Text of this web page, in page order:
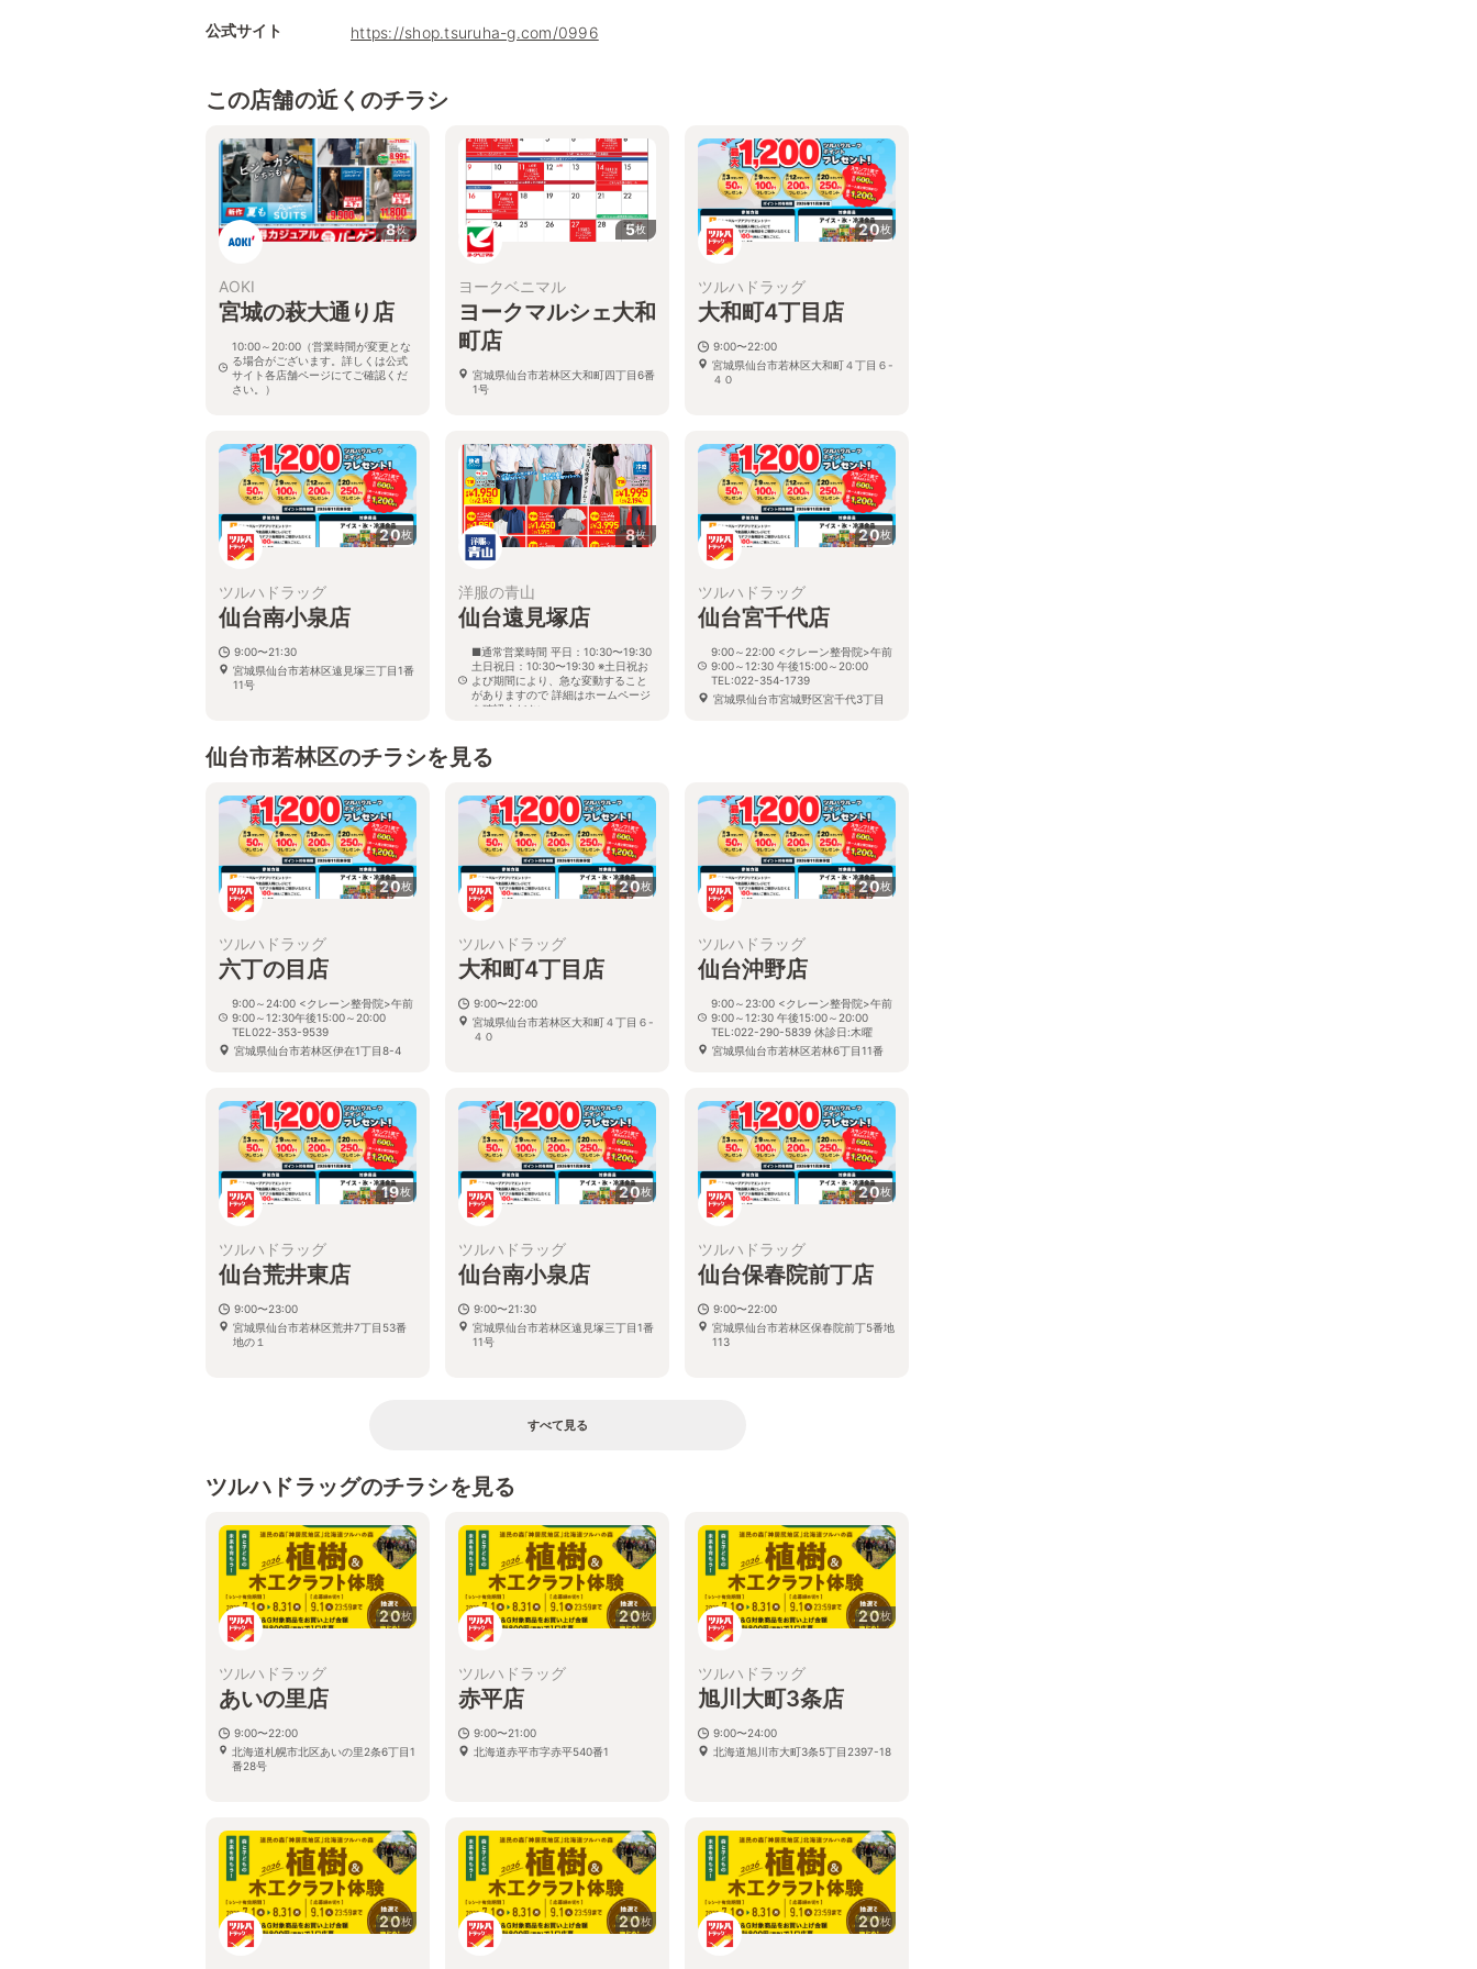
公式サイト https://shop.tsuruha-g.com/0996
この店舗の近くのチラシ
8枚
AOKI
宮城の萩大通り店
10:00～20:00（営業時間が変更とな
る場合がございます。詳しくは公式
サイト各店舗ページにてご確認くだ
さい。）
5枚
ヨークベニマル
ヨークマルシェ大和
町店
宮城県仙台市若林区大和町四丁目6番
1号
20枚
ツルハドラッグ
大和町4丁目店
9:00〜22:00
宮城県仙台市若林区大和町４丁目６-
４０
20枚
ツルハドラッグ
仙台南小泉店
9:00〜21:30
宮城県仙台市若林区遠見塚三丁目1番
11号
8枚
洋服の青山
仙台遠見塚店
■通常営業時間 平日：10:30〜19:30
土日祝日：10:30〜19:30 ※土日祝お
よび期間により、急な変動すること
がありますので 詳細はホームページ
を確認ください
20枚
ツルハドラッグ
仙台宮千代店
9:00～22:00 <クレーン整骨院>午前
9:00～12:30 午後15:00～20:00
TEL:022-354-1739
宮城県仙台市宮城野区宮千代3丁目
仙台市若林区のチラシを見る
20枚
ツルハドラッグ
六丁の目店
9:00～24:00 <クレーン整骨院>午前
9:00～12:30午後15:00～20:00
TEL022-353-9539
宮城県仙台市若林区伊在1丁目8-4
20枚
ツルハドラッグ
大和町4丁目店
9:00〜22:00
宮城県仙台市若林区大和町４丁目６-
４０
20枚
ツルハドラッグ
仙台沖野店
9:00～23:00 <クレーン整骨院>午前
9:00～12:30 午後15:00～20:00
TEL:022-290-5839 休診日:木曜
宮城県仙台市若林区若林6丁目11番
19枚
ツルハドラッグ
仙台荒井東店
9:00〜23:00
宮城県仙台市若林区荒井7丁目53番
地の１
20枚
ツルハドラッグ
仙台南小泉店
9:00〜21:30
宮城県仙台市若林区遠見塚三丁目1番
11号
20枚
ツルハドラッグ
仙台保春院前丁店
9:00〜22:00
宮城県仙台市若林区保春院前丁5番地
113
すべて見る
ツルハドラッグのチラシを見る
20枚
ツルハドラッグ
あいの里店
9:00〜22:00
北海道札幌市北区あいの里2条6丁目1
番28号
20枚
ツルハドラッグ
赤平店
9:00〜21:00
北海道赤平市字赤平540番1
20枚
ツルハドラッグ
旭川大町3条店
9:00〜24:00
北海道旭川市大町3条5丁目2397-18
20枚 20枚 20枚